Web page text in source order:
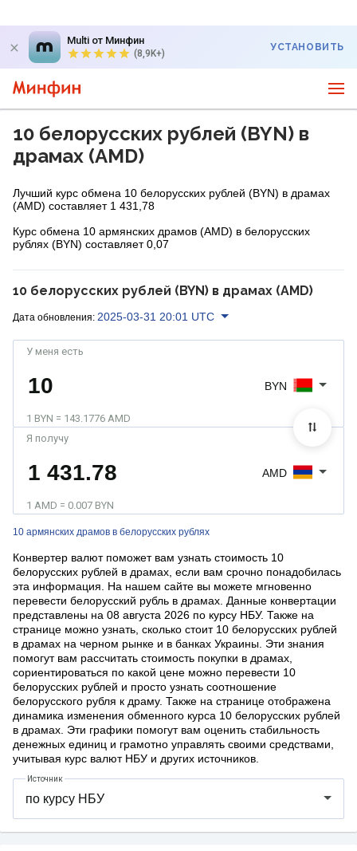
Multi от Минфин
(8,9K+)
УСТАНОВИТЬ
10 белорусских рублей (BYN) в
драмах (AMD)
Лучший курс обмена 10 белорусских рублей (BYN) в драмах
(AMD) составляет 1 431,78
Курс обмена 10 армянских драмов (AMD) в белорусских
рублях (BYN) составляет 0,07
10 белорусских рублей (BYN) в драмах (AMD)
Дата обновления: 2025-03-31 20:01 UTC
10 армянских драмов в белорусских рублях
У меня есть
1 BYN = 143.1776 AMD
BYN
Я получу
1 AMD = 0.007 BYN
AMD
Конвертер валют поможет вам узнать стоимость 10
белорусских рублей в драмах, если вам срочно понадобилась
эта информация. На нашем сайте вы можете мгновенно
перевести белорусский рубль в драмах. Данные конвертации
представлены на 08 августа 2026 по курсу НБУ. Также на
странице можно узнать, сколько стоит 10 белорусских рублей
в драмах на черном рынке и в банках Украины. Эти знания
помогут вам рассчитать стоимость покупки в драмах,
сориентироваться по какой цене можно перевести 10
белорусских рублей и просто узнать соотношение
белорусcкого рубля к драму. Также на странице отображена
динамика изменения обменного курса 10 белорусских рублей
в драмах. Эти графики помогут вам оценить стабильность
денежных единиц и грамотно управлять своими средствами,
учитывая курс валют НБУ и других источников.
Источник